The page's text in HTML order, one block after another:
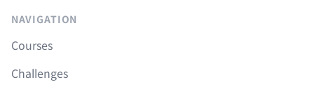
NAVIGATION
Courses
Challenges